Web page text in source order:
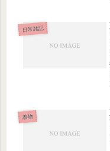
日常雑記
着物